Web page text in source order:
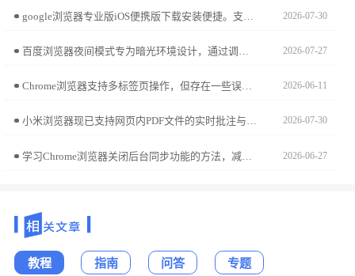
2026-07-30
2026-07-27
Chrome浏览器支持多标签页操作，但存在一些误区。本文总结常见问题及注意事项，帮助用户高效管理标签页，避免影响浏览效率。 2026-06-11
小米浏览器现已支持网页内PDF文件的实时批注与云端即时同步。本操作指南演示如何进行文档标注并存入云空间，助您实现办公资料的多端跨场景调用，提升移动办公场景下的文件处理与信息标注效率。 2026-07-30
学习Chrome浏览器关闭后台同步功能的方法，减少系统资源占用，提升浏览器运行速度和流畅度。 2026-06-27
教程 指南 问答 专题